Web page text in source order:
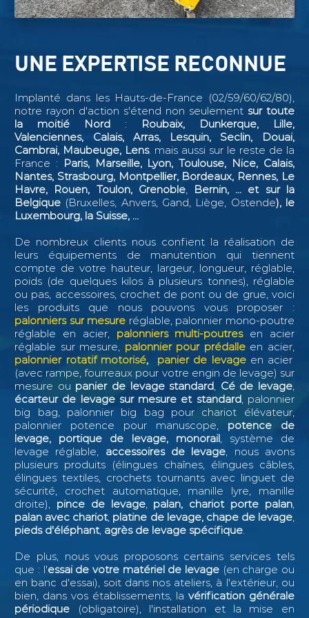
UNE EXPERTISE RECONNUE
Implanté dans les Hauts-de-France (02/59/60/62/80),
notre rayon d'action s'étend non seulementsur toute
la moitié Nord :
Roubaix, Dunkerque, Lille,
Valenciennes, Calais, Arras, Lesquin, Seclin,
Douai,
Cambrai, Maubeuge, Lens. mais aussi sur le reste de la
France : Paris, Marseille, Lyon, Toulouse, Nice, Calais,
Nantes, Strasbourg, Montpellier, Bordeaux, Rennes, Le
Havre, Rouen, Toulon, Grenoble, Bernin, ... et sur la
Belgique (Bruxelles, Anvers, Gand, Liège, Ostende), le
Luxembourg, la Suisse, ...
De nombreux clients nous confient la réalisation de
leurs équipements de manutention qui tiennent
compte de votre hauteur, largeur, longueur, réglable,
poids (de quelques kilos à plusieurs tonnes), réglable
ou pas, accessoires, crochet de pont ou de grue, voici
les produits que nous pouvons vous proposer :
palonniers sur mesure réglable, palonnier mono-poutre
réglable en acier,
palonniers multi-poutres en acier
réglable sur mesure, palonnier pour prédalle en acier,
palonnier rotatif motorisé, panier de levage en acier
(avec rampe, fourreaux pour votre engin de levage) sur
mesure ou panier de levage standard Cé de levage,
écarteur de levage sur mesure et standard, palonnier
big bag, palonnier big bag pour chariot élévateur,
palonnier potence pour manuscope, potence de
levage, portique de levage, monorail, système de
levage réglable, accessoires de levage , nous avons
plusieurs produits (élingues chaînes, élingues câbles,
élingues textiles, crochets tournants avec linguet de
sécurité, crochet automatique, manille lyre, manille
droite), pince de levage, palan, chariot porte palan,
palan avec chariot, platine de levage, chape de levage,
pieds d'éléphant, agrès de levage spécifique
De plus, nous vous proposons certains services tels
que : l'essai de votre matériel de levage (en charge ou
en banc d'essai), soit dans nos ateliers, à l'extérieur, ou
bien, dans vos établissements, la vérification générale
périodique (obligatoire), l'installation et la mise en